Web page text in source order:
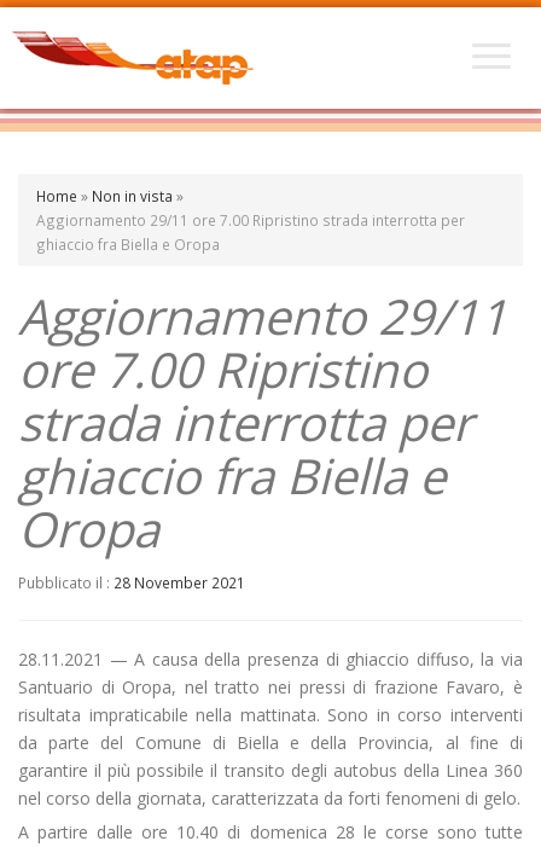
Home » Non in vista »
Aggiornamento 29/11 ore 7.00 Ripristino strada interrotta per
ghiaccio fra Biella e Oropa
Aggiornamento 29/11
ore 7.00 Ripristino
strada interrotta per
ghiaccio fra Biella e
Oropa
Pubblicato il : 28 November 2021
28.11.2021 — A causa della presenza di ghiaccio diffuso, la via
Santuario di Oropa, nel tratto nei pressi di frazione Favaro, è
risultata impraticabile nella mattinata. Sono in corso interventi
da parte del Comune di Biella e della Provincia, al fine di
garantire il più possibile il transito degli autobus della Linea 360
nel corso della giornata, caratterizzata da forti fenomeni di gelo.
A partire dalle ore 10.40 di domenica 28 le corse sono tutte